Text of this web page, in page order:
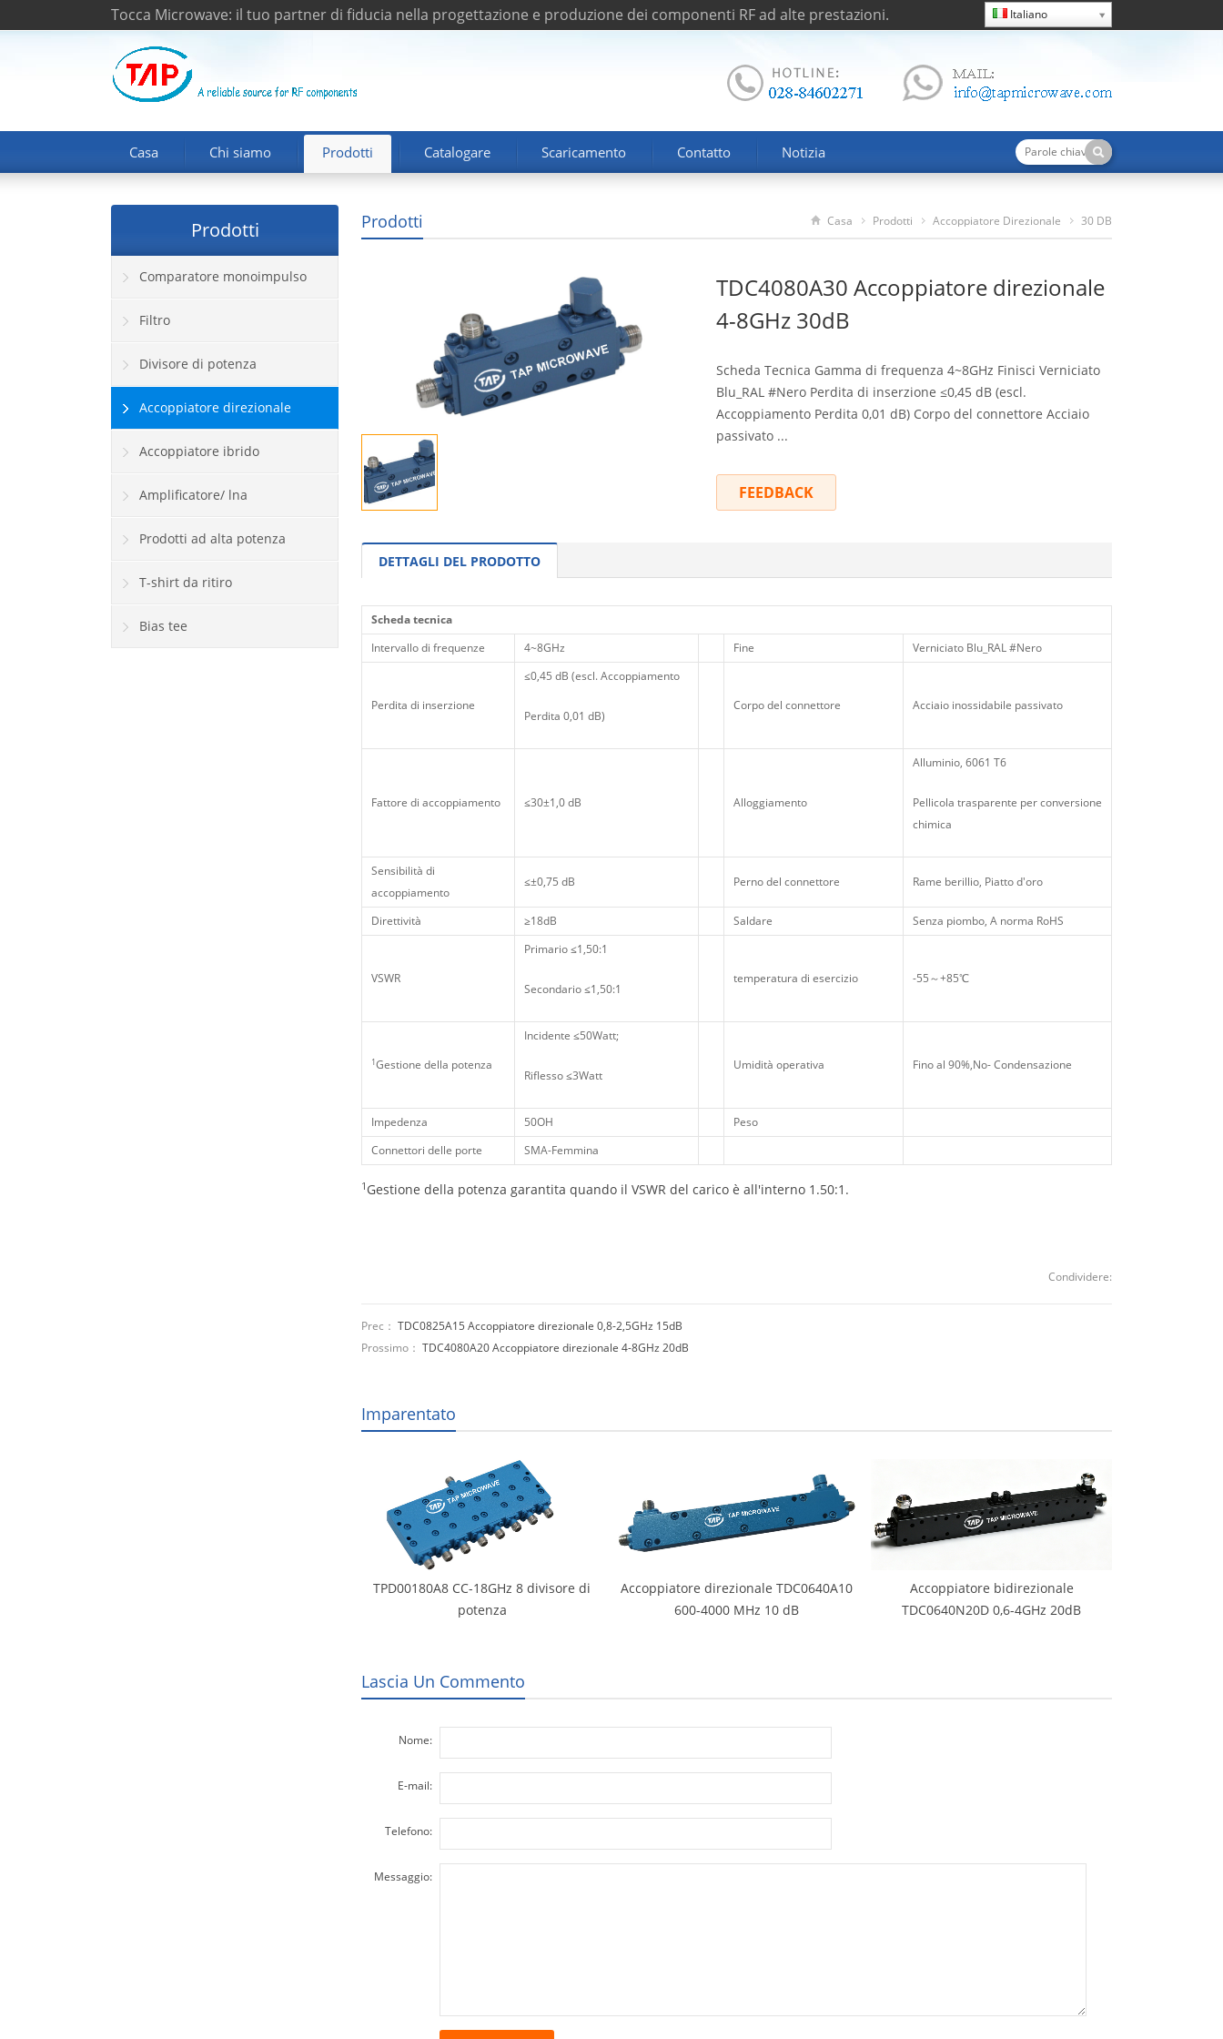
Tocca Microwave: il tuo partner di fiducia nella progettazione e produzione dei componenti RF ad alte prestazioni. Italiano
Casa Chi siamo Prodotti Catalogare Scaricamento Contatto Notizia
Prodotti Casa Prodotti Accoppiatore Direzionale 30 DB
TDC4080A30 Accoppiatore direzionale
4-8GHz 30dB
Scheda Tecnica Gamma di frequenza 4~8GHz Finisci Verniciato
Blu_RAL #Nero Perdita di inserzione ≤0,45 dB (escl.
Accoppiamento Perdita 0,01 dB) Corpo del connettore Acciaio
passivato ...
FEEDBACK
DETTAGLI DEL PRODOTTO
Scheda tecnica
Intervallo di frequenze
4~8GHz Fine Verniciato Blu_RAL #Nero
Perdita di inserzione
≤0,45 dB (escl. Accoppiamento
Perdita 0,01 dB)
Corpo del connettore Acciaio inossidabile passivato
Fattore di accoppiamento ≤30±1,0 dB Alloggiamento
Alluminio, 6061 T6
Pellicola trasparente per conversione
chimica
Sensibilità di
accoppiamento
≤±0,75 dB Perno del connettore Rame berillio, Piatto d'oro
Direttività ≥18dB Saldare Senza piombo, A norma RoHS
VSWR
Primario ≤1,50:1
Secondario ≤1,50:1
temperatura di esercizio -55～+85℃
1Gestione della potenza
Incidente ≤50Watt;
Riflesso ≤3Watt
Umidità operativa Fino al 90%,No- Condensazione
Impedenza 50OH
Peso
Connettori delle porte
SMA-Femmina
1 Gestione della potenza garantita quando il VSWR del carico è all'interno 1.50:1.
Condividere:
Prec： TDC0825A15 Accoppiatore direzionale 0,8-2,5GHz 15dB
Prossimo： TDC4080A20 Accoppiatore direzionale 4-8GHz 20dB
Imparentato
TPD00180A8 CC-18GHz 8 divisore di
potenza
Accoppiatore direzionale TDC0640A10
600-4000 MHz 10 dB
Accoppiatore bidirezionale
TDC0640N20D 0,6-4GHz 20dB
Lascia Un Commento
Nome:
E-mail:
Telefono:
Messaggio:
Prodotti
Comparatore monoimpulso
Filtro
Divisore di potenza
Accoppiatore direzionale
Accoppiatore ibrido
Amplificatore/ lna
Prodotti ad alta potenza
T-shirt da ritiro
Bias tee